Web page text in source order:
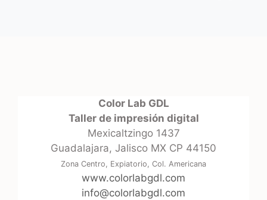
Color Lab GDL
Taller de impresión digital
Mexicaltzingo 1437
Guadalajara, Jalisco MX CP 44150
Zona Centro, Expiatorio, Col. Americana
www.colorlabgdl.com
info@colorlabgdl.com